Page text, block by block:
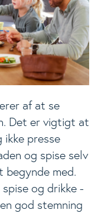
af at se
Det er vigtigt at
presse
og spise selv
med.
og drikke -
god stemning